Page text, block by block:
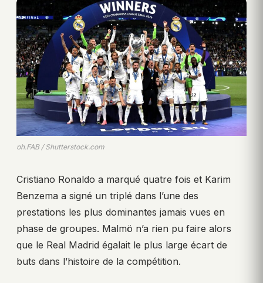
ph.FAB / Shutterstock.com
Cristiano Ronaldo a marqué quatre fois et Karim
Benzema a signé un triplé dans l’une des
prestations les plus dominantes jamais vues en
phase de groupes. Malmö n’a rien pu faire alors
que le Real Madrid égalait le plus large écart de
buts dans l’histoire de la compétition.